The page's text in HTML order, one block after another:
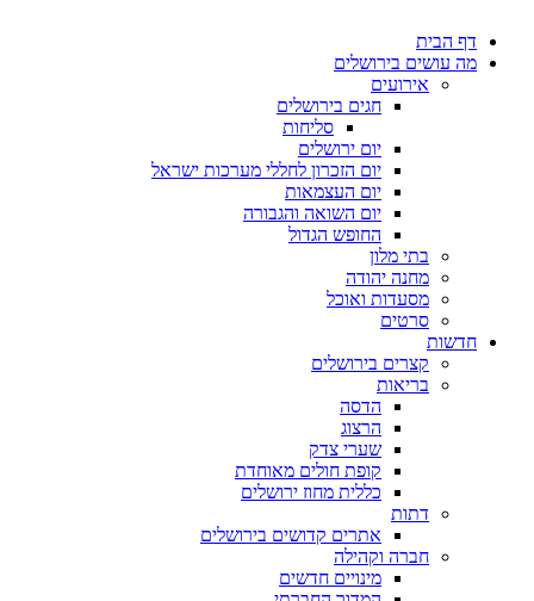
דף הבית
מה עושים בירושלים
אירועים
חגים בירושלים
סליחות
יום ירושלים
יום הזכרון לחללי מערכות ישראל
יום העצמאות
יום השואה והגבורה
החופש הגדול
בתי מלון
מחנה יהודה
מסעדות ואוכל
סרטים
חדשות
קצרים בירושלים
בריאות
הדסה
הרצוג
שערי צדק
קופת חולים מאוחדת
כללית מחוז ירושלים
דתות
אתרים קדושים בירושלים
חברה וקהילה
מינויים חדשים